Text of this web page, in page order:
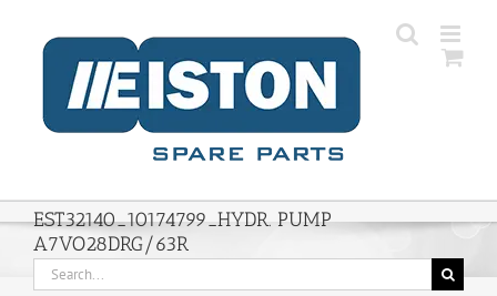
content
EST32140_10174799_HYDR. PUMP
A7VO28DRG/63R
Search
for: